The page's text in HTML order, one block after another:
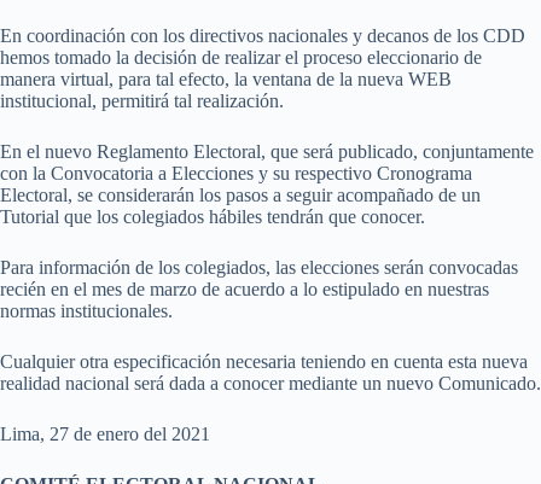
En coordinación con los directivos nacionales y decanos de los CDD
hemos tomado la decisión de realizar el proceso eleccionario de
manera virtual, para tal efecto, la ventana de la nueva WEB
institucional, permitirá tal realización.
En el nuevo Reglamento Electoral, que será publicado, conjuntamente
con la Convocatoria a Elecciones y su respectivo Cronograma
Electoral, se considerarán los pasos a seguir acompañado de un
Tutorial que los colegiados hábiles tendrán que conocer.
Para información de los colegiados, las elecciones serán convocadas
recién en el mes de marzo de acuerdo a lo estipulado en nuestras
normas institucionales.
Cualquier otra especificación necesaria teniendo en cuenta esta nueva
realidad nacional será dada a conocer mediante un nuevo Comunicado.
Lima, 27 de enero del 2021